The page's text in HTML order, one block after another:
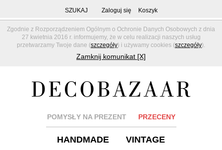
Zgodnie z Rozporządzeniem Ogólnym o Ochronie Danych Osobowych z dnia
27 kwietnia 2016 r. informujemy, że w celu realizacji naszych usług
przetwarzamy Twoje dane (szczegóły) i używamy cookies (szczegóły).
Zamknij komunikat [X]
SZUKAJ Zaloguj się Koszyk
POMYSŁY NA PREZENT PRZECENY
HANDMADE VINTAGE